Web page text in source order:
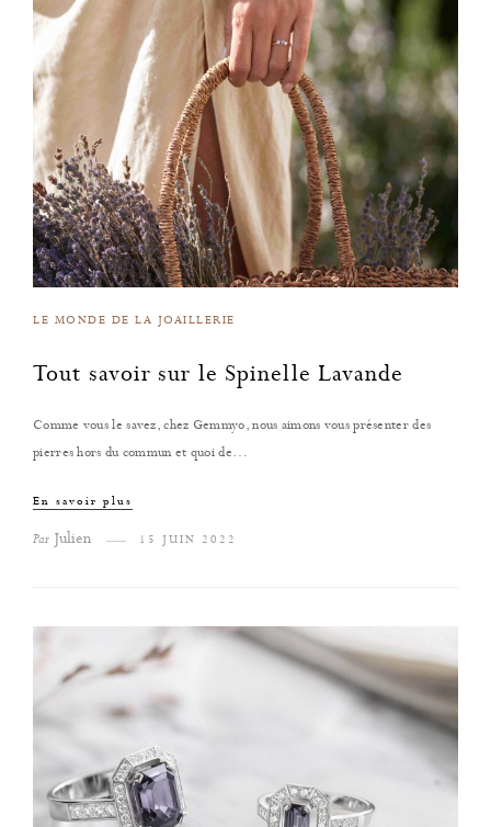
LE MONDE DE LA JOAILLERIE
Tout savoir sur le Spinelle Lavande
Comme vous le savez, chez Gemmyo, nous aimons vous présenter des
pierres hors du commun et quoi de…
En savoir plus
Par Julien 15 JUIN 2022